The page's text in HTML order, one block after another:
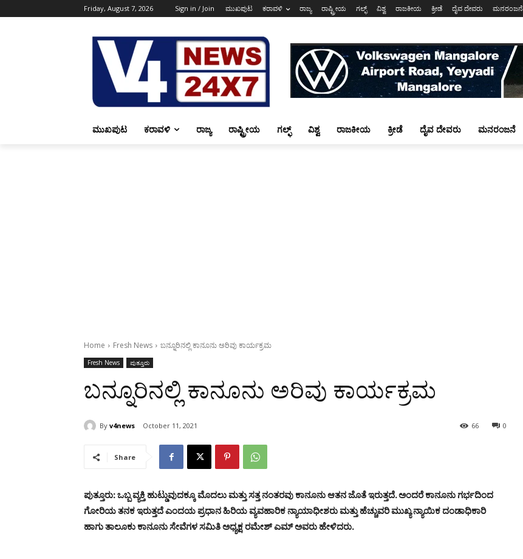
Friday, August 7, 2026 Sign in / Join ಮುಖಪುಟ ಕರಾವಳಿ ರಾಜ್ಯ ರಾಷ್ಟ್ರೀಯ ಗಲ್ಫ್ ವಿಶ್ವ ರಾಜಕೀಯ ಕ್ರೀಡೆ ದೈವ ದೇವರು ಮನರಂಜನೆ
ಮುಖಪುಟ ಕರಾವಳಿ ರಾಜ್ಯ ರಾಷ್ಟ್ರೀಯ ಗಲ್ಫ್ ವಿಶ್ವ ರಾಜಕೀಯ ಕ್ರೀಡೆ ದೈವ ದೇವರು ಮನರಂಜನೆ
Home Fresh News ಬನ್ನೂರಿನಲ್ಲಿ ಕಾನೂನು ಅರಿವು ಕಾರ್ಯಕ್ರಮ
Fresh News ಪುತ್ತೂರು
ಬನ್ನೂರಿನಲ್ಲಿ ಕಾನೂನು ಅರಿವು ಕಾರ್ಯಕ್ರಮ
By v4news October 11, 2021 0
66
Share
ಪುತ್ತೂರು: ಒಬ್ಬ ವ್ಯಕ್ತಿ ಹುಟ್ಡುವುದಕ್ಕೂ ಮೊದಲು ಮತ್ತು ಸತ್ತ ನಂತರವು ಕಾನೂನು ಆತನ ಜೊತೆ ಇರುತ್ತದೆ. ಅಂದರೆ ಕಾನೂನು ಗರ್ಭದಿಂದ
ಗೋರಿಯ ತನಕ ಇರುತ್ತದೆ ಎಂದಯ ಪ್ರಧಾನ ಹಿರಿಯ ವ್ಯವಹಾರಿಕ ನ್ಯಾಯಾಧೀಶರು ಮತ್ತು ಹೆಚ್ಚುವರಿ ಮುಖ್ಯ ನ್ಯಾಯಿಕ ದಂಡಾಧಿಕಾರಿ
ಹಾಗು ತಾಲೂಕು ಕಾನೂನು ಸೇವೆಗಳ ಸಮಿತಿ ಅಧ್ಯಕ್ಷ ರಮೇಶ್ ಎಮ್ ಅವರು ಹೇಳಿದರು.